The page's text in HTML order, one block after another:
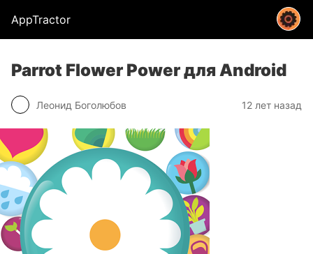
AppTractor
Parrot Flower Power для Android
Леонид Боголюбов 12 лет назад